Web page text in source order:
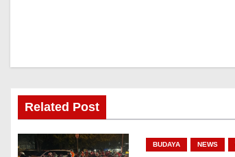
Related Post
BUDAYA NEWS